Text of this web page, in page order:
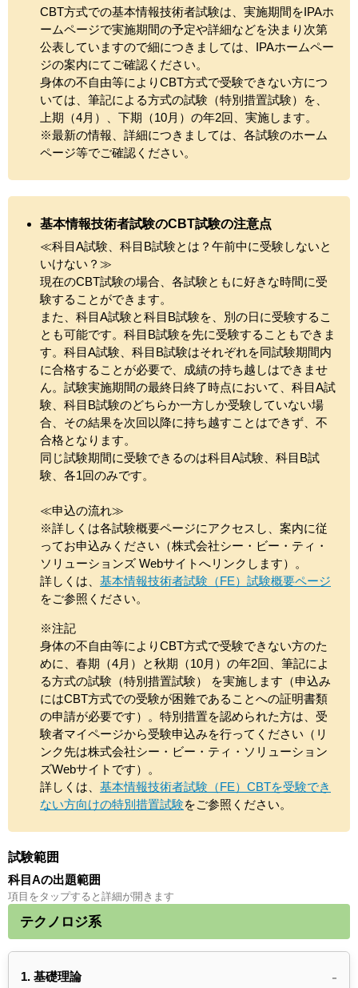
CBT方式での基本情報技術者試験は、実施期間をIPAホ
ームページで実施期間の予定や詳細などを決まり次第
公表していますので細につきましては、IPAホームペー
ジの案内にてご確認ください。
身体の不自由等によりCBT方式で受験できない方につ
いては、筆記による方式の試験（特別措置試験）を、
上期（4月）、下期（10月）の年2回、実施します。
※最新の情報、詳細につきましては、各試験のホーム
ページ等でご確認ください。
基本情報技術者試験のCBT試験の注意点
≪科目A試験、科目B試験とは？午前中に受験しないと
いけない？≫
現在のCBT試験の場合、各試験ともに好きな時間に受
験することができます。
また、科目A試験と科目B試験を、別の日に受験するこ
とも可能です。科目B試験を先に受験することもできま
す。科目A試験、科目B試験はそれぞれを同試験期間内
に合格することが必要で、成績の持ち越しはできませ
ん。試験実施期間の最終日終了時点において、科目A試
験、科目B試験のどちらか一方しか受験していない場
合、その結果を次回以降に持ち越すことはできず、不
合格となります。
同じ試験期間に受験できるのは科目A試験、科目B試
験、各1回のみです。
≪申込の流れ≫
※詳しくは各試験概要ページにアクセスし、案内に従
ってお申込みください（株式会社シー・ビー・ティ・
ソリューションズ Webサイトへリンクします）。
詳しくは、 基本情報技術者試験（FE）試験概要ページ
をご参照ください。
※注記
身体の不自由等によりCBT方式で受験できない方のた
めに、春期（4月）と秋期（10月）の年2回、筆記によ
る方式の試験（特別措置試験） を実施します（申込み
にはCBT方式での受験が困難であることへの証明書類
の申請が必要です）。特別措置を認められた方は、受
験者マイページから受験申込みを行ってください（リ
ンク先は株式会社シー・ビー・ティ・ソリューション
ズWebサイトです）。
詳しくは、 基本情報技術者試験（FE）CBTを受験でき
ない方向けの特別措置試験をご参照ください。
試験範囲
科目Aの出題範囲
項目をタップすると詳細が開きます
テクノロジ系
1. 基礎理論